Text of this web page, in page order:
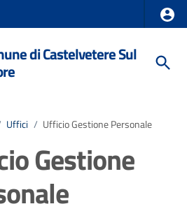
di Castelvetere Sul
Uffici / Ufficio Gestione Personale
Gestione